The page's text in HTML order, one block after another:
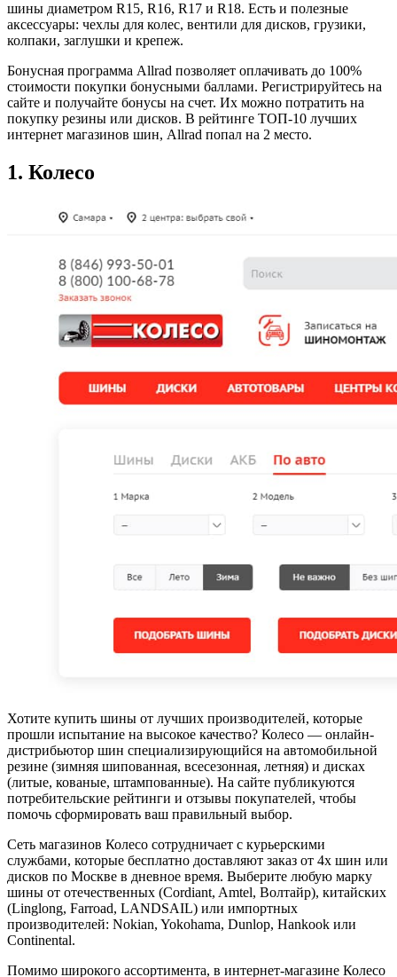
шины диаметром R15, R16, R17 и R18. Есть и полезные
аксессуары: чехлы для колес, вентили для дисков, грузики,
колпаки, заглушки и крепеж.
Бонусная программа Allrad позволяет оплачивать до 100%
стоимости покупки бонусными баллами. Регистрируйтесь на
сайте и получайте бонусы на счет. Их можно потратить на
покупку резины или дисков. В рейтинге ТОП-10 лучших
интернет магазинов шин, Allrad попал на 2 место.
1. Колесо
Хотите купить шины от лучших производителей, которые
прошли испытание на высокое качество? Колесо — онлайн-
дистрибьютор шин специализирующийся на автомобильной
резине (зимняя шипованная, всесезонная, летняя) и дисках
(литые, кованые, штампованные). На сайте публикуются
потребительские рейтинги и отзывы покупателей, чтобы
помочь сформировать ваш правильный выбор.
Сеть магазинов Колесо сотрудничает с курьерскими
службами, которые бесплатно доставляют заказ от 4х шин или
дисков по Москве в дневное время. Выберите любую марку
шины от отечественных (Cordiant, Amtel, Волтайр), китайских
(Linglong, Farroad, LANDSAIL) или импортных
производителей: Nokian, Yokohama, Dunlop, Hankook или
Continental.
Помимо широкого ассортимента, в интернет-магазине Колесо